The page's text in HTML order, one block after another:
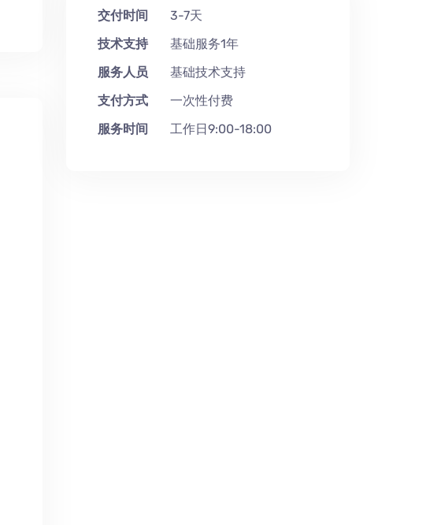
交付时间
3-7天
技术支持
基础服务1年
服务人员
基础技术支持
支付方式
一次性付费
服务时间
工作日9:00-18:00